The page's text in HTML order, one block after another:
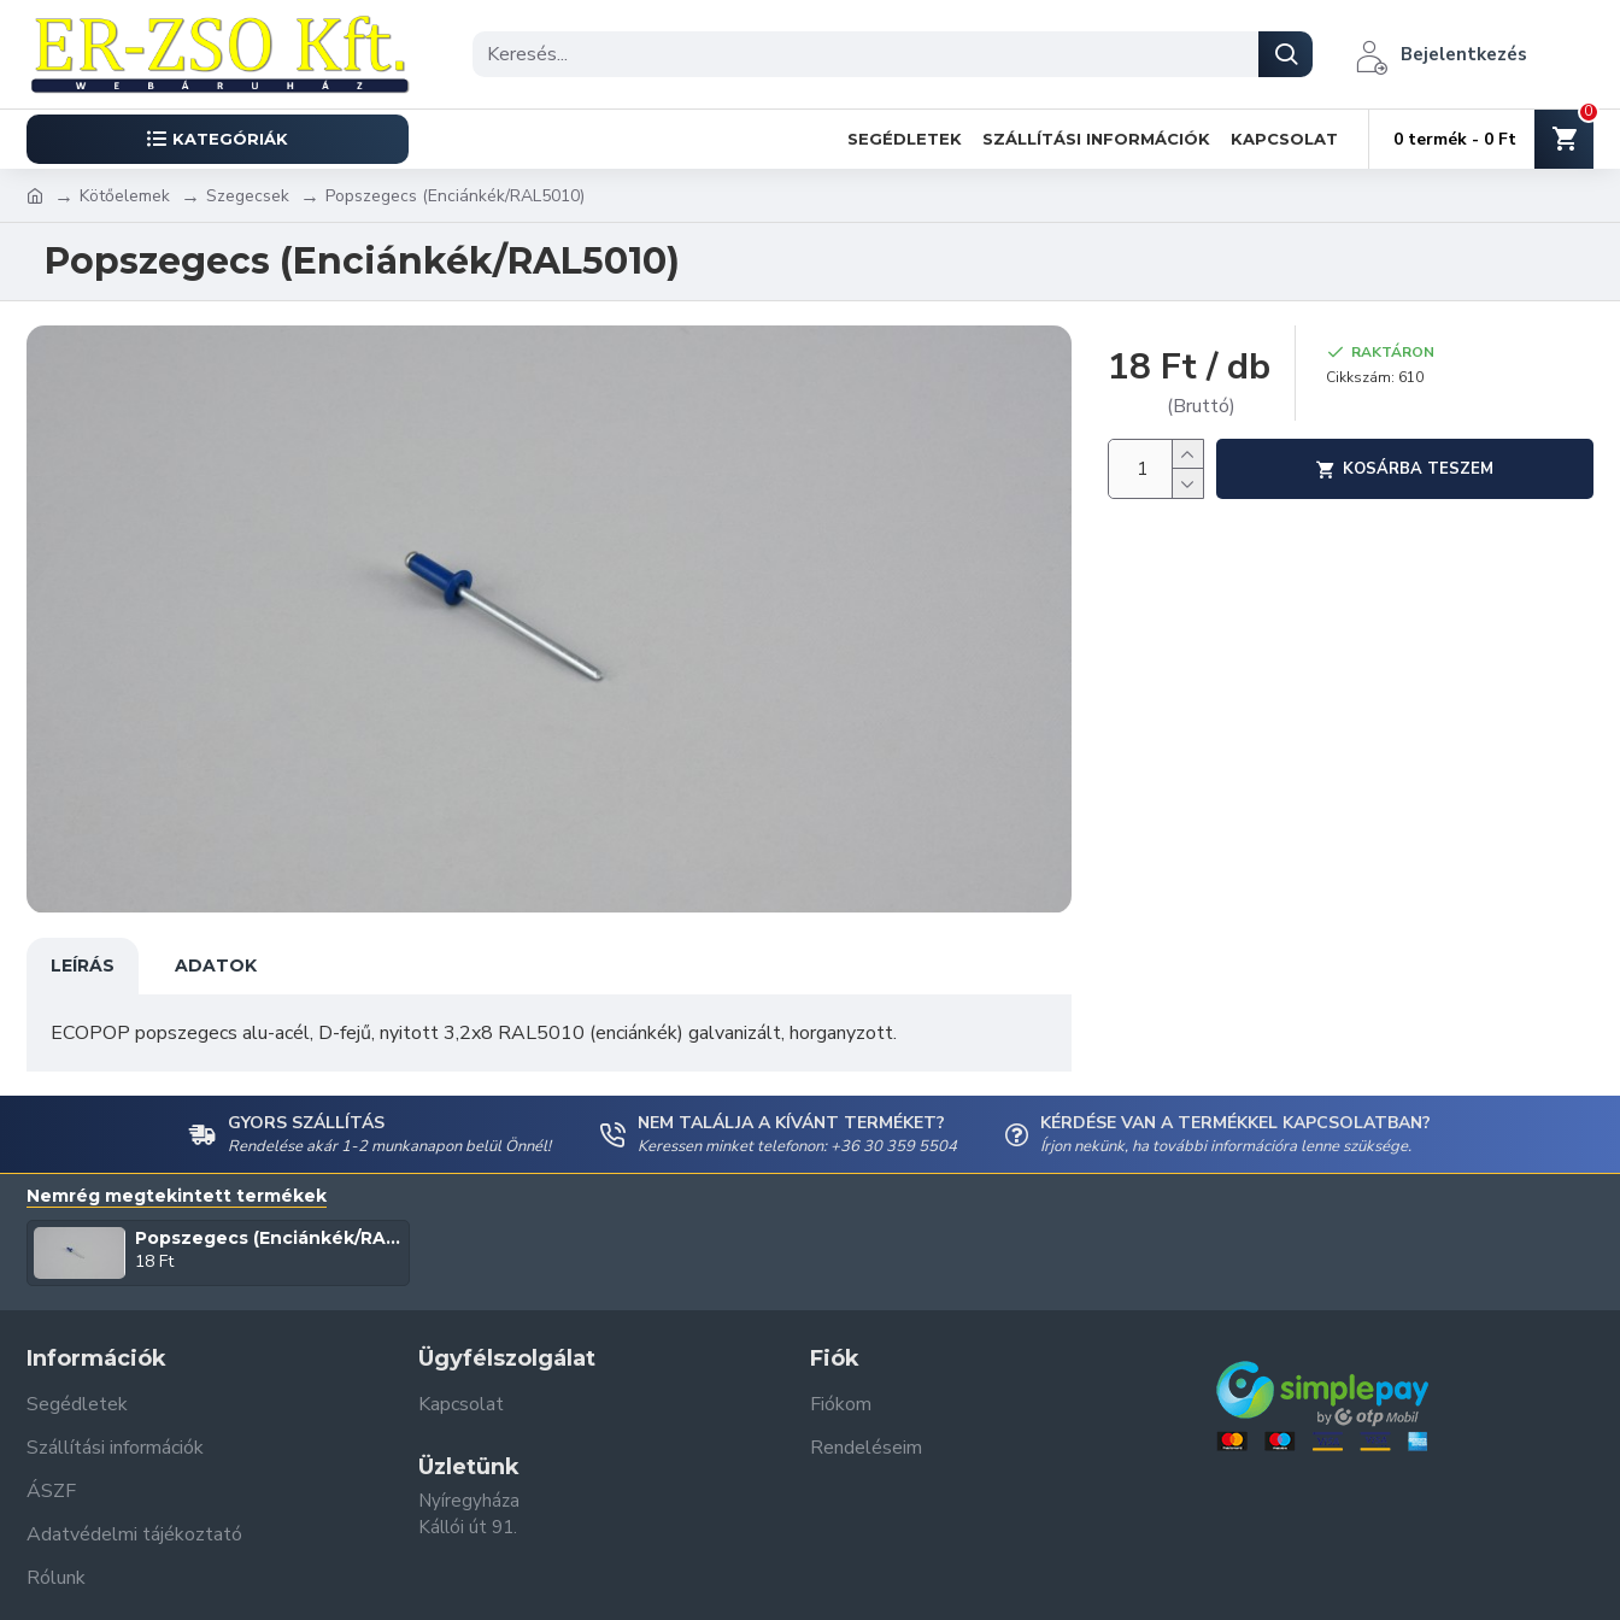
Bejelentkezés
KATEGÓRIÁK SEGÉDLETEK SZÁLLÍTÁSI INFORMÁCIÓK KAPCSOLAT 0 termék - 0 Ft
0
Kötőelemek Szegecsek Popszegecs (Enciánkék/RAL5010)
Popszegecs (Enciánkék/RAL5010)
LEÍRÁS ADATOK
ECOPOP popszegecs alu-acél, D-fejű, nyitott 3,2x8 RAL5010 (enciánkék) galvanizált, horganyzott.
18 Ft / db
(Bruttó)
RAKTÁRON
Cikkszám: 610
KOSÁRBA TESZEM
GYORS SZÁLLÍTÁS
Rendelése akár 1-2 munkanapon belül Önnél!
NEM TALÁLJA A KÍVÁNT TERMÉKET?
Keressen minket telefonon: +36 30 359 5504
KÉRDÉSE VAN A TERMÉKKEL KAPCSOLATBAN?
Írjon nekünk, ha további információra lenne szüksége.
Nemrég megtekintett termékek
Popszegecs (Enciánkék/RAL5010)
18 Ft
Információk
Segédletek
Szállítási információk
ÁSZF
Adatvédelmi tájékoztató
Rólunk
Ügyfélszolgálat
Kapcsolat
Üzletünk
Nyíregyháza
Kállói út 91.
Fiók
Fiókom
Rendeléseim